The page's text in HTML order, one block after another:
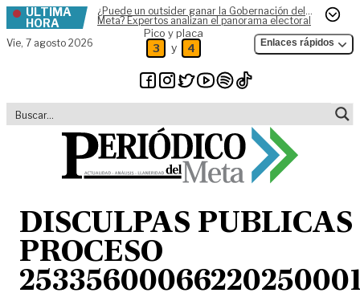
Skip to content
ÚLTIMA
HORA
¿Puede un outsider ganar la Gobernación del
Meta? Expertos analizan el panorama electoral
Vie, 7 agosto 2026
Pico y placa
3 y 4 Enlaces rápidos
DISCULPAS PUBLICAS
PROCESO